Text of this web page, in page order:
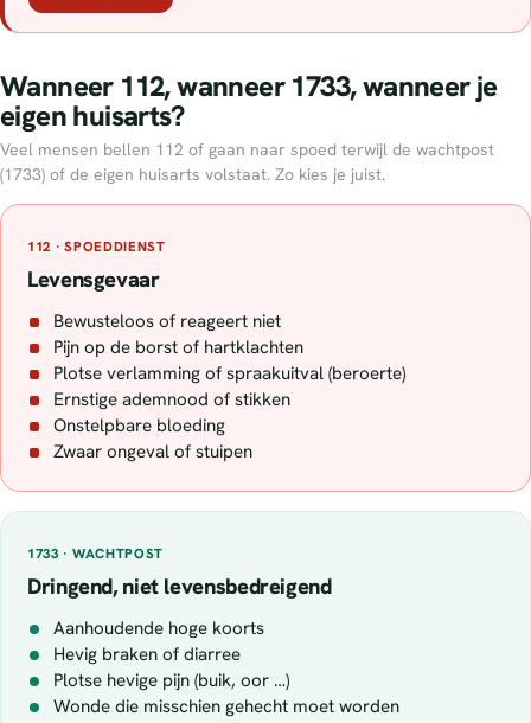
Wanneer 112, wanneer 1733, wanneer je
eigen huisarts?
Veel mensen bellen 112 of gaan naar spoed terwijl de wachtpost
(1733) of de eigen huisarts volstaat. Zo kies je juist.
112 · SPOEDDIENST
Levensgevaar
Bewusteloos of reageert niet
Pijn op de borst of hartklachten
Plotse verlamming of spraakuitval (beroerte)
Ernstige ademnood of stikken
Onstelpbare bloeding
Zwaar ongeval of stuipen
1733 · WACHTPOST
Dringend, niet levensbedreigend
Aanhoudende hoge koorts
Hevig braken of diarree
Plotse hevige pijn (buik, oor …)
Wonde die misschien gehecht moet worden